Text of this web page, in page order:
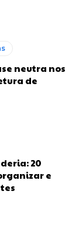
neutra nos
de
20
e